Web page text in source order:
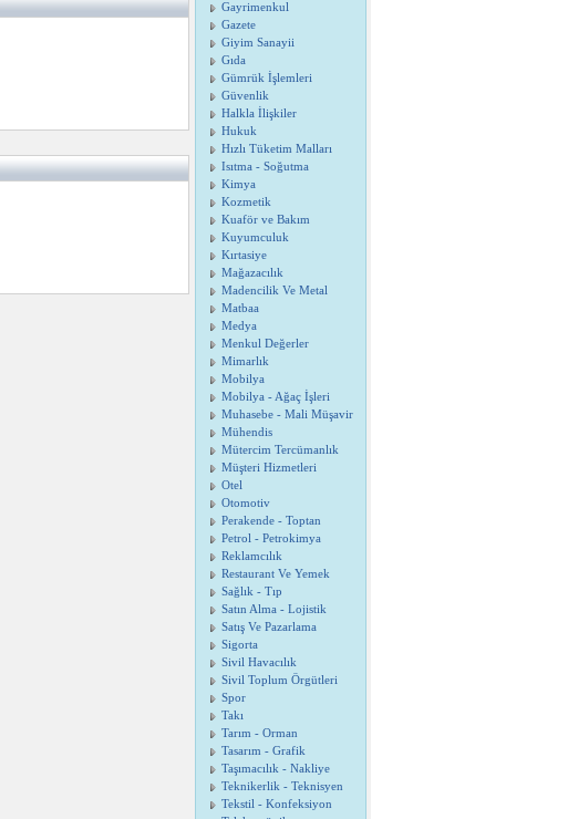
Gayrimenkul
Gazete
Giyim Sanayii
Gıda
Gümrük İşlemleri
Güvenlik
Halkla İlişkiler
Hukuk
Hızlı Tüketim Malları
Isıtma - Soğutma
Kimya
Kozmetik
Kuaför ve Bakım
Kuyumculuk
Kırtasiye
Mağazacılık
Madencilik Ve Metal
Matbaa
Medya
Menkul Değerler
Mimarlık
Mobilya
Mobilya - Ağaç İşleri
Muhasebe - Mali Müşavir
Mühendis
Mütercim Tercümanlık
Müşteri Hizmetleri
Otel
Otomotiv
Perakende - Toptan
Petrol - Petrokimya
Reklamcılık
Restaurant Ve Yemek
Sağlık - Tıp
Satın Alma - Lojistik
Satış Ve Pazarlama
Sigorta
Sivil Havacılık
Sivil Toplum Örgütleri
Spor
Takı
Tarım - Orman
Tasarım - Grafik
Taşımacılık - Nakliye
Teknikerlik - Teknisyen
Tekstil - Konfeksiyon